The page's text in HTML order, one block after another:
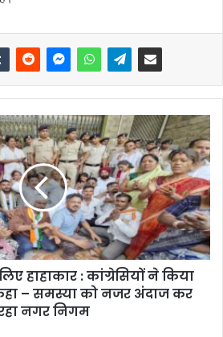
हाहाकार : कांग्रेसियों ने किया
– समस्या को नजर अंदाज कर
नगर निगम